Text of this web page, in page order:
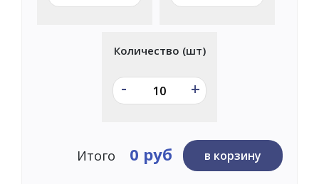
Количество (шт)
- +
Итого 0 руб в корзину